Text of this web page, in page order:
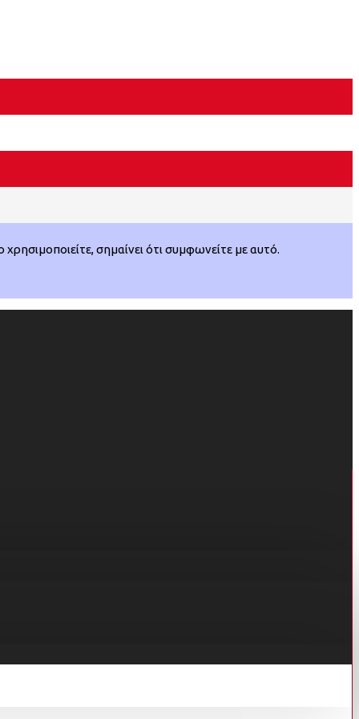
σημαίνει ότι συμφωνείτε με αυτό.